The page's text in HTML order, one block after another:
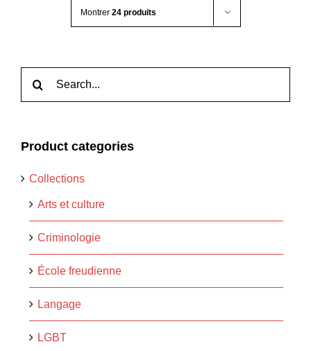
Montrer 24 produits
Product categories
Collections
Arts et culture
Criminologie
École freudienne
Langage
LGBT